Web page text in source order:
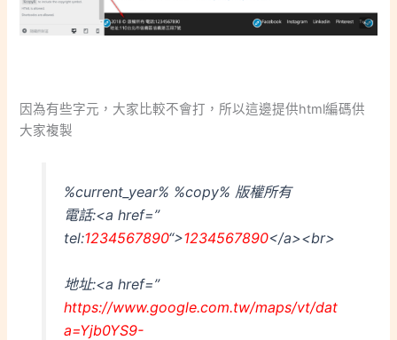
因為有些字元，大家比較不會打，所以這邊提供html編碼供
大家複製
%current_year% %copy% 版權所有
電話:<a href=”
tel:1234567890“>1234567890</a><br>
地址:<a href=”
https://www.google.com.tw/maps/vt/dat
a=Yjb0YS9-